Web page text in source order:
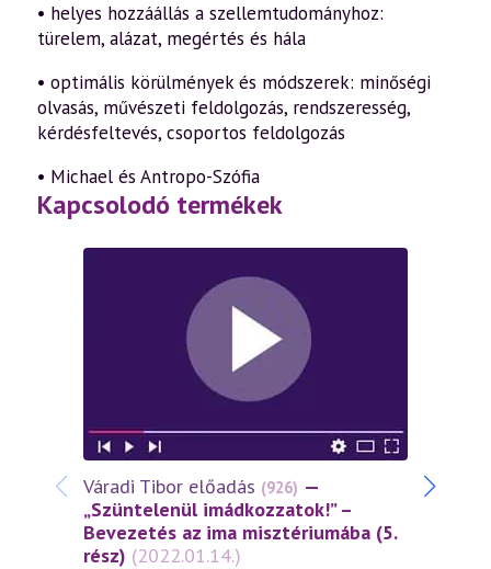
• helyes hozzáállás a szellemtudományhoz:
türelem, alázat, megértés és hála
• optimális körülmények és módszerek: minőségi
olvasás, művészeti feldolgozás, rendszeresség,
kérdésfeltevés, csoportos feldolgozás
• Michael és Antropo-Szófia
Kapcsolodó termékek
Váradi Tibor előadás (926) —
„Szüntelenül imádkozzatok!” –
Bevezetés az ima misztériumába (5.
rész) (2022.01.14.)